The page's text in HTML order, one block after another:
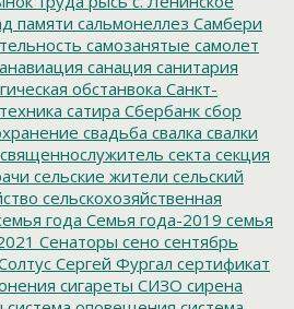
памяти сальмонеллез Самбери
самозанятые самолет
санация санитария
обстанвока Санкт-
сатира Сбербанк сбор
свадьба свалка свалки
священнослужитель секта секция
сельские жители сельский
сельскохозяйственная
года Семья года-2019 семья
Сенаторы сено сентябрь
Сергей Фургал сертификат
сигареты СИЗО сирена